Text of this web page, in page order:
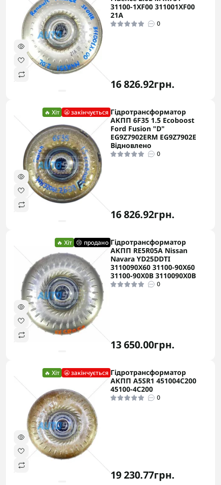
31100-1XF00 311001XF00
21A
0
16 826.92грн.
🔥 Хіт 😬 закінчується Гідротрансформатор
АКПП 6F35 1.5 Ecoboost
Ford Fusion "D"
EG9Z7902ERM EG9Z7902E
Відновлено
0
16 826.92грн.
🔥 Хіт 😢 продано Гідротрансформатор
АКПП RE5R05A Nissan
Navara YD25DDTI
3110090X60 31100-90X60
31100-90X0B 3110090X0B
0
13 650.00грн.
🔥 Хіт 😬 закінчується Гідротрансформатор
АКПП A5SR1 451004C200
45100-4C200
0
19 230.77грн.